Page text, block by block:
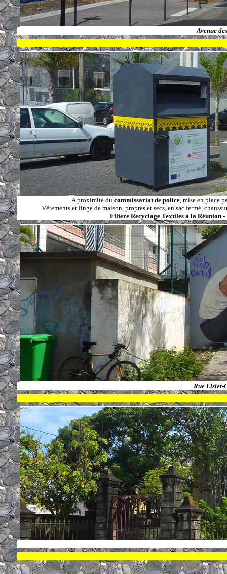
Avenue
A proximité du commissariat de police, mise en place
Vêtements et linge de maison, propres et secs, en sac fermé,
Filière Recyclage Textiles à la Réunion -
Rue Lislet-